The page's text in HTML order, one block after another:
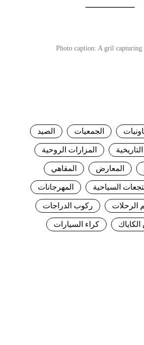
Photo caption: A gril capturing
الجمعيات الصيد
التاريخية المزارات الروحية
المعارض المقاهي
السياحية المهرجانات
الرحلات ركوب الدراجات
كراء السيارات